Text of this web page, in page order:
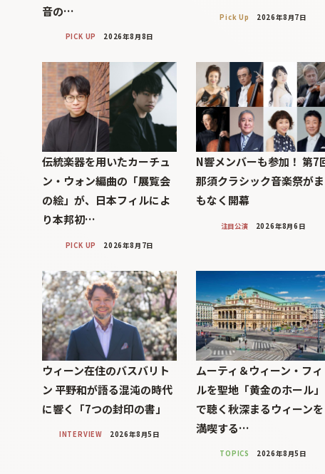
音の…
PICK UP 2026年8月8日
Pick Up 2026年8月7日
伝統楽器を用いたカーチュ
ン・ウォン編曲の「展覧会
の絵」が、日本フィルによ
り本邦初…
PICK UP 2026年8月7日
N響メンバーも参加！ 第7
那須クラシック音楽祭がま
もなく開幕
注目公演 2026年8月6日
ウィーン在住のバスバリト
ン 平野和が語る混沌の時代
に響く「7つの封印の書」
INTERVIEW 2026年8月5日
ムーティ＆ウィーン・フィ
ルを聖地「黄金のホール」
で聴く秋深まるウィーンを
満喫する…
TOPICS 2026年8月5日